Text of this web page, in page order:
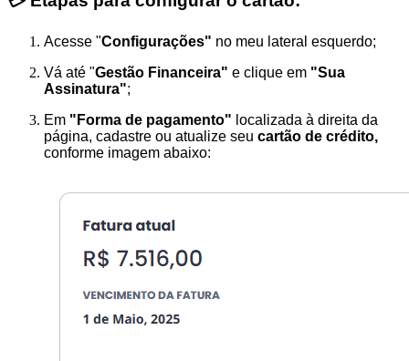
Acesse "Configurações" no meu lateral esquerdo;
Vá até "Gestão Financeira" e clique em "Sua
Assinatura";
Em "Forma de pagamento" localizada à direita da
página, cadastre ou atualize seu cartão de crédito,
conforme imagem abaixo: